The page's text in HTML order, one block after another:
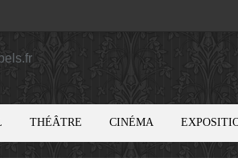
THÉÂTRE CINÉMA